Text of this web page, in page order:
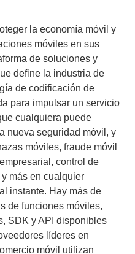
la economía móvil y
móviles en sus
de soluciones y
define la industria de
de codificación de
para impulsar un servicio
cualquiera puede
nueva seguridad móvil, y
móviles, fraude móvil
control de
más en cualquier
instante. Hay más de
de funciones móviles,
SDK y API disponibles
líderes en
móvil utilizan